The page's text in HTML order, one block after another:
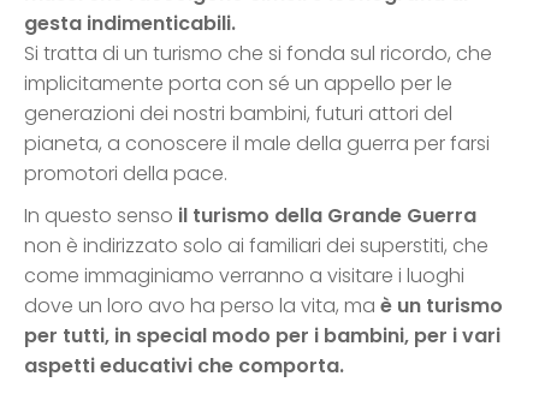
gesta indimenticabili.
Si tratta di un turismo che si fonda sul ricordo, che
implicitamente porta con sé un appello per le
generazioni dei nostri bambini, futuri attori del
pianeta, a conoscere il male della guerra per farsi
promotori della pace.
In questo senso il turismo della Grande Guerra
non è indirizzato solo ai familiari dei superstiti, che
come immaginiamo verranno a visitare i luoghi
dove un loro avo ha perso la vita, ma è un turismo
per tutti, in special modo per i bambini, per i vari
aspetti educativi che comporta.